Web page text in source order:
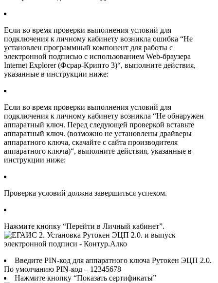
Если во время проверки выполнения условий для
подключения к личному кабинету возникла ошибка “Не
установлен программный компонент для работы с
электронной подписью с использованием Web-браузера
Internet Explorer (Фсрар-Крипто 3)“, выполните действия,
указанные в инструкции ниже:
Если во время проверки выполнения условий для
подключения к личному кабинету возникла “Не обнаружен
аппаратный ключ. Перед следующей проверкой вставьте
аппаратный ключ. (возможно не установлены драйверы
аппаратного ключа, скачайте с сайта производителя
аппаратного ключа)“, выполните действия, указанные в
инструкции ниже:
Проверка условий должна завершиться успехом.
Нажмите кнопку “Перейти в Личный кабинет”.
Введите PIN-код для аппаратного ключа Рутокен ЭЦП 2.0.
По умолчанию PIN-код – 12345678
Нажмите кнопку “Показать сертификаты”